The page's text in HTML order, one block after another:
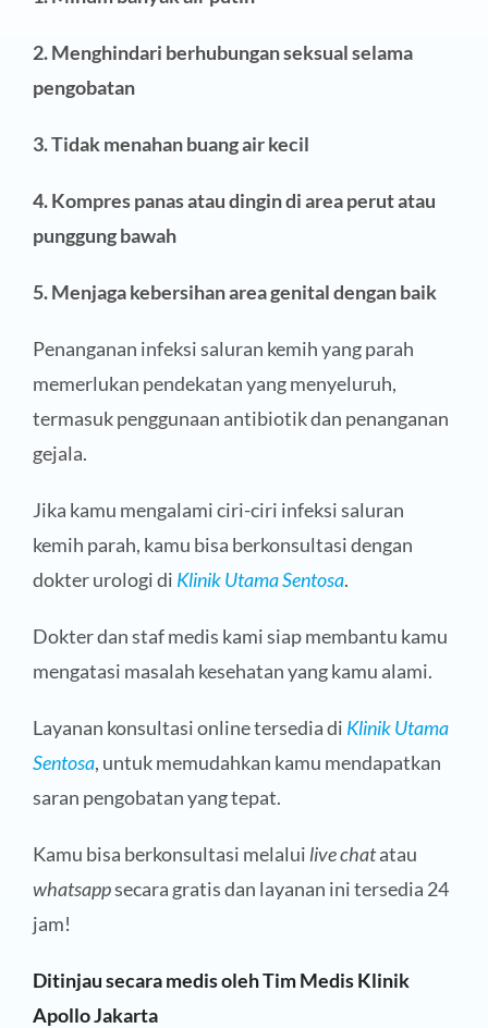
2. Menghindari berhubungan seksual selama
pengobatan
3. Tidak menahan buang air kecil
4. Kompres panas atau dingin di area perut atau
punggung bawah
5. Menjaga kebersihan area genital dengan baik
Penanganan infeksi saluran kemih yang parah
memerlukan pendekatan yang menyeluruh,
termasuk penggunaan antibiotik dan penanganan
gejala.
Jika kamu mengalami ciri-ciri infeksi saluran
kemih parah, kamu bisa berkonsultasi dengan
dokter urologi di Klinik Utama Sentosa.
Dokter dan staf medis kami siap membantu kamu
mengatasi masalah kesehatan yang kamu alami.
Layanan konsultasi online tersedia di Klinik Utama
Sentosa, untuk memudahkan kamu mendapatkan
saran pengobatan yang tepat.
Kamu bisa berkonsultasi melalui live chatatau
whatsappsecara gratis dan layanan ini tersedia 24
jam!
Ditinjau secara medis oleh Tim Medis Klinik
Apollo Jakarta